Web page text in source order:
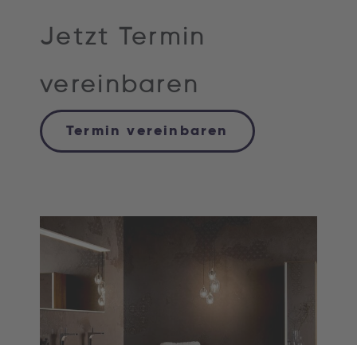
Jetzt Termin
vereinbaren
Termin vereinbaren